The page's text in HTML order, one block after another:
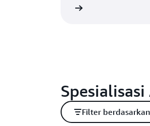
Filter berdasarkan